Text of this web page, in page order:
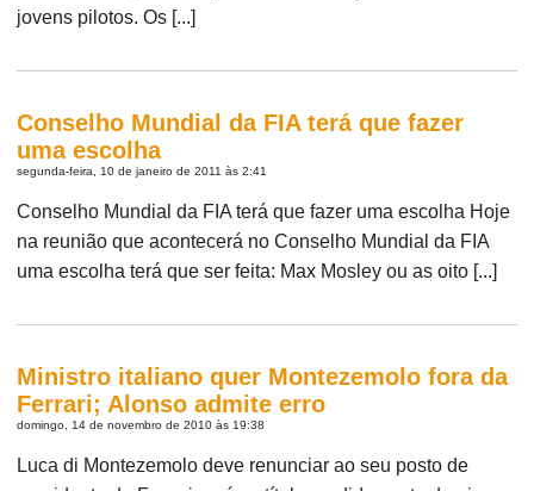
jovens pilotos. Os [...]
Conselho Mundial da FIA terá que fazer
uma escolha
segunda-feira, 10 de janeiro de 2011 às 2:41
Conselho Mundial da FIA terá que fazer uma escolha Hoje
na reunião que acontecerá no Conselho Mundial da FIA
uma escolha terá que ser feita: Max Mosley ou as oito [...]
Ministro italiano quer Montezemolo fora da
Ferrari; Alonso admite erro
domingo, 14 de novembro de 2010 às 19:38
Luca di Montezemolo deve renunciar ao seu posto de